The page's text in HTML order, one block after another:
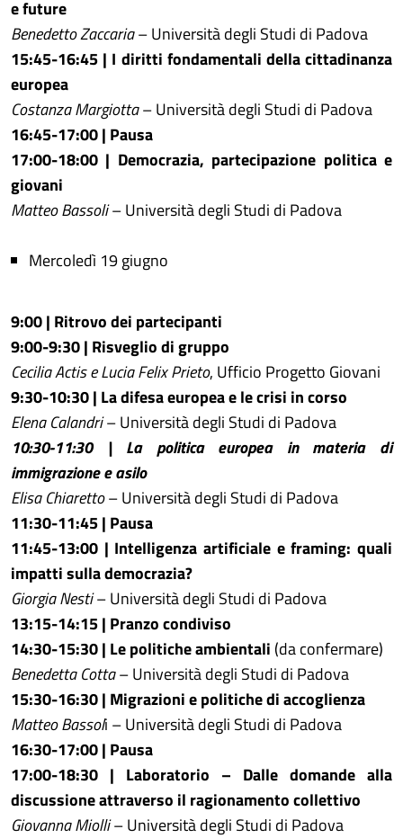
e future
Benedetto Zaccaria– Università degli Studi di Padova
15:45-16:45 | I diritti fondamentali della cittadinanza
europea
Costanza Margiotta– Università degli Studi di Padova
16:45-17:00 | Pausa
17:00-18:00 | Democrazia, partecipazione politica e
giovani
Matteo Bassoli– Università degli Studi di Padova
Mercoledì 19 giugno
9:00 | Ritrovo dei partecipanti
9:00-9:30 | Risveglio di gruppo
Cecilia Actis e Lucia Felix Prieto, Ufficio Progetto Giovani
9:30-10:30 | La difesa europea e le crisi in corso
Elena Calandri– Università degli Studi di Padova
10:30-11:30 | La politica europea in materia di
immigrazione e asilo
Elisa Chiaretto– Università degli Studi di Padova
11:30-11:45 | Pausa
11:45-13:00 | Intelligenza artificiale e framing: quali
impatti sulla democrazia?
Giorgia Nesti– Università degli Studi di Padova
13:15-14:15 | Pranzo condiviso
14:30-15:30 | Le politiche ambientali (da confermare)
Benedetta Cotta– Università degli Studi di Padova
15:30-16:30 | Migrazioni e politiche di accoglienza
Matteo Bassoli – Università degli Studi di Padova
16:30-17:00 | Pausa
17:00-18:30 | Laboratorio – Dalle domande alla
discussione attraverso il ragionamento collettivo
Giovanna Miolli– Università degli Studi di Padova